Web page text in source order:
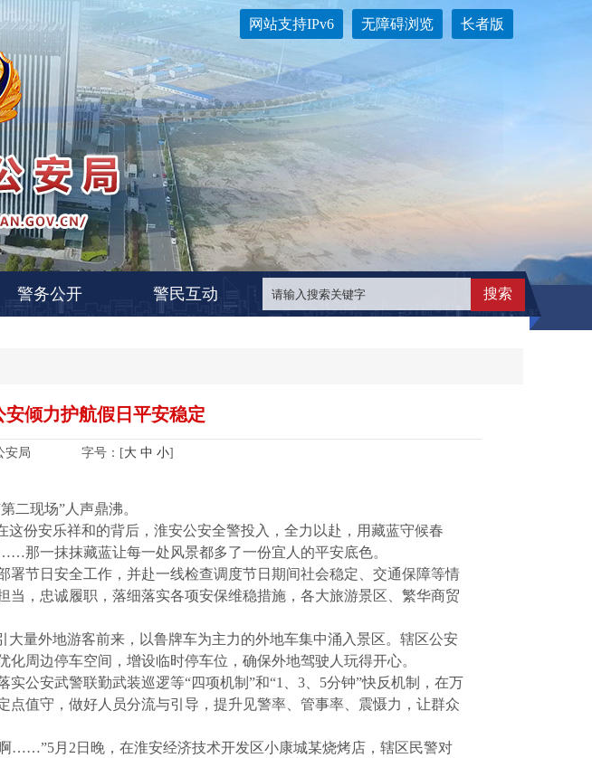
长者版
无障碍浏览
网站支持IPv6
警务公开 警民互动
安倾力护航假日平安稳定
公安局 字号：[大 中 小]
二现场”人声鼎沸。
份安乐祥和的背后，淮安公安全警投入，全力以赴，用藏蓝守候春
那一抹抹藏蓝让每一处风景都多了一份宜人的平安底色。
节日安全工作，并赴一线检查调度节日期间社会稳定、交通保障等情
，忠诚履职，落细落实各项安保维稳措施，各大旅游景区、繁华商贸
量外地游客前来，以鲁牌车为主力的外地车集中涌入景区。辖区公安
周边停车空间，增设临时停车位，确保外地驾驶人玩得开心。
公安武警联勤武装巡逻等“四项机制”和“1、3、5分钟”快反机制，在万
值守，做好人员分流与引导，提升见警率、管事率、震慑力，让群众
……”5月2日晚，在淮安经济技术开发区小康城某烧烤店，辖区民警对